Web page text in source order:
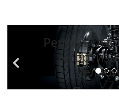
Ремонт
По